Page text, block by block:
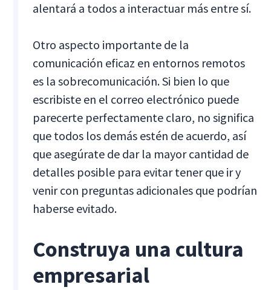
alentará a todos a interactuar más entre sí.
Otro aspecto importante de la
comunicación eficaz en entornos remotos
es la sobrecomunicación. Si bien lo que
escribiste en el correo electrónico puede
parecerte perfectamente claro, no significa
que todos los demás estén de acuerdo, así
que asegúrate de dar la mayor cantidad de
detalles posible para evitar tener que ir y
venir con preguntas adicionales que podrían
haberse evitado.
Construya una cultura
empresarial